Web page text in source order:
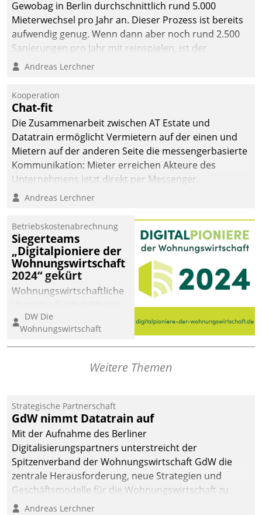
Gewobag in Berlin durchschnittlich rund 5.000
Mieterwechsel pro Jahr an. Dieser Prozess ist bereits
aufwendig genug. Wenn dann aber noch rund 2.500
Sanierungen pro Jahr mit reinspielen, ist der
Betreuungs- und Organisationsaufwand immens. Im
kommunale Wohnungsbauunternehmen daher
gemeinsam mit der Berliner Datatrain GmbH den
Teilprozess der Objektsanierung digitalisiert.
Andreas Lerchner
Kooperation
Chat-fit
Die Zusammenarbeit zwischen AT Estate und
Datatrain ermöglicht Vermietern auf der einen und
Mietern auf der anderen Seite die messengerbasierte
Kommunikation: Mieter erreichen Akteure des
Unternehmens jetzt direkt per Messenger,
Mitarbeiter oder Dienstleister empfangen oder
Andreas Lerchner
Betriebskostenabrechnung
Siegerteams
„Digitalpioniere der
Wohnungswirtschaft
2024“ gekürt
Wohnungswirtschaftliche
eine digitale Zukunft zu
finden, ist das Ziel des
Awards „Digitalpioniere
Wohnungswirtschaft“.
dafür ein Team
bestehend aus
Wohnungsunternehmen
und PropTech.
DW Die
Wohnungswirtschaft
Weitere Themen
Strategische Partnerschaft
GdW nimmt Datatrain auf
Mit der Aufnahme des Berliner
Digitalisierungspartners unterstreicht der
Spitzenverband der Wohnungswirtschaft GdW die
zentrale Herausforderung, neue Strategien und
Geschäftsmodelle für die Wohnungswirtschaft zu
entwickeln.
Andreas Lerchner